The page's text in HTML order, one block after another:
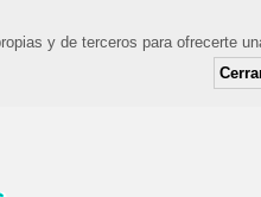
y de terceros para ofrecerte